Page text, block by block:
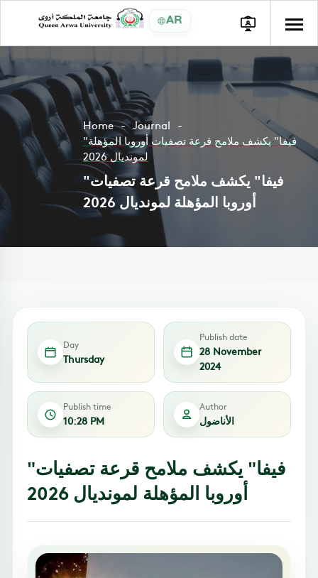
AR
Home
Journal
"فيفا" يكشف ملامح قرعة تصفيات أوروبا المؤهلة
لمونديال 2026
"فيفا" يكشف ملامح قرعة تصفيات
أوروبا المؤهلة لمونديال 2026
Day
Thursday
Publish date
28 November
2024
Publish time
10:28 PM
Author
الأناضول
"فيفا" يكشف ملامح قرعة تصفيات
أوروبا المؤهلة لمونديال 2026